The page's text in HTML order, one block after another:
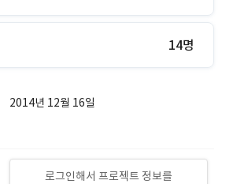
14명
2014년 12월 16일
로그인해서 프로젝트 정보를